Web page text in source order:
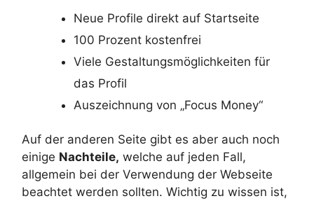
Neue Profile direkt auf Startseite
100 Prozent kostenfrei
Viele Gestaltungsmöglichkeiten für
das Profil
Auszeichnung von „Focus Money“
Auf der anderen Seite gibt es aber auch noch
einige Nachteile, welche auf jeden Fall,
allgemein bei der Verwendung der Webseite
beachtet werden sollten. Wichtig zu wissen ist,